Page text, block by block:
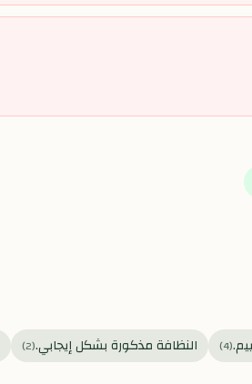
(
4
) النظافة مذكورة بشكل إيجابي.(
2
)